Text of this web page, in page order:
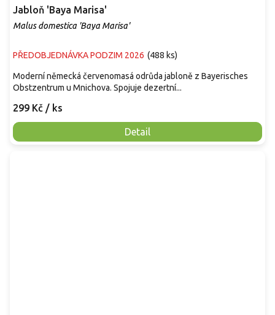
Jabloň 'Baya Marisa'
Malus domestica 'Baya Marisa'
PŘEDOBJEDNÁVKA PODZIM 2026 (488 ks)
299 Kč / ks
Detail
Moderní německá červenomasá odrůda jabloně z Bayerisches
Obstzentrum u Mnichova. Spojuje dezertní...